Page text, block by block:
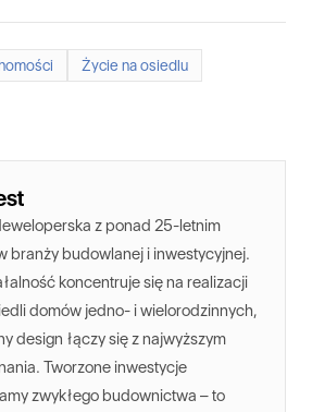
Życie na osiedlu
z ponad 25-letnim
branży budowlanej i inwestycyjnej.
koncentruje się na realizacji
domów jedno- i wielorodzinnych,
design łączy się z najwyższym
Tworzone inwestycje
zwykłego budownictwa – to